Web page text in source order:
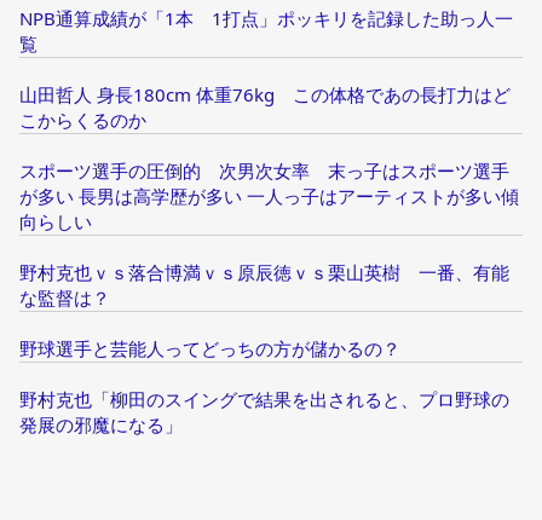
NPB通算成績が「1本 1打点」ポッキリを記録した助っ人一
覧
山田哲人 身長180cm 体重76kg この体格であの長打力はど
こからくるのか
スポーツ選手の圧倒的 次男次女率 末っ子はスポーツ選手
が多い 長男は高学歴が多い 一人っ子はアーティストが多い傾
向らしい
野村克也ｖｓ落合博満ｖｓ原辰徳ｖｓ栗山英樹 一番、有能
な監督は？
野球選手と芸能人ってどっちの方が儲かるの？
野村克也「柳田のスイングで結果を出されると、プロ野球の
発展の邪魔になる」